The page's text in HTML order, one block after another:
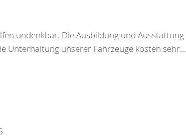
undenkbar. Die Ausbildung und Ausstattung
Unterhaltung unserer Fahrzeuge kosten sehr...